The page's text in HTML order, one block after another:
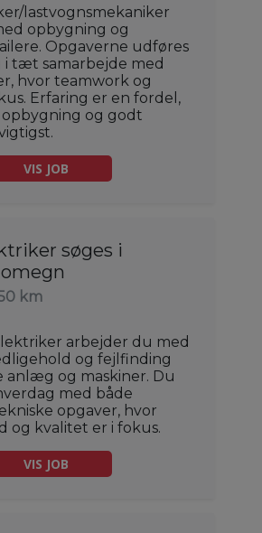
lastvognsmekaniker
opbygning og
Opgaverne udføres
i tæt samarbejde med
hvor teamwork og
Erfaring er en fordel,
og godt
VIS JOB
søges i
km
arbejder du med
og fejlfinding
anlæg og maskiner. Du
med både
opgaver, hvor
og kvalitet er i fokus.
VIS JOB